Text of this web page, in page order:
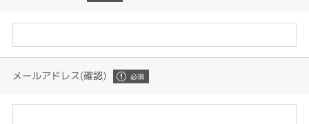
メールアドレス(確認)